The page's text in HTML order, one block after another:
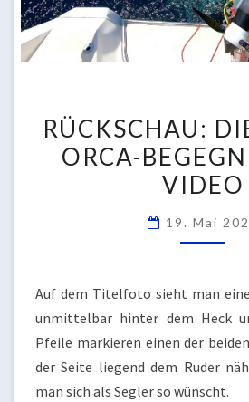
DIE
ORCA-
IM
RÜCKSCHAU:
ORCA-
VIDEO
19. Mai
Auf dem Titelfoto sieht man
unmittelbar hinter dem Heck
Pfeile markieren einen der
der Seite liegend dem Ruder
man sich als Segler so wünscht.